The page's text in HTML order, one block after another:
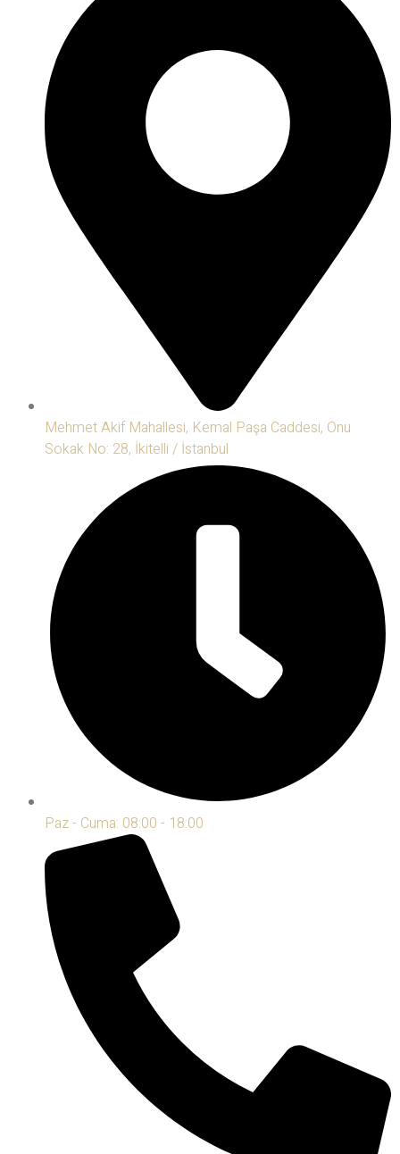
Mehmet Akif Mahallesi, Kemal Paşa Caddesi, Onu
Sokak No: 28, İkitelli / İstanbul
Paz - Cuma: 08:00 - 18:00